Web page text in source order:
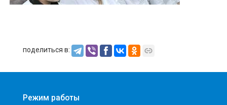
поделиться в:
Режим работы